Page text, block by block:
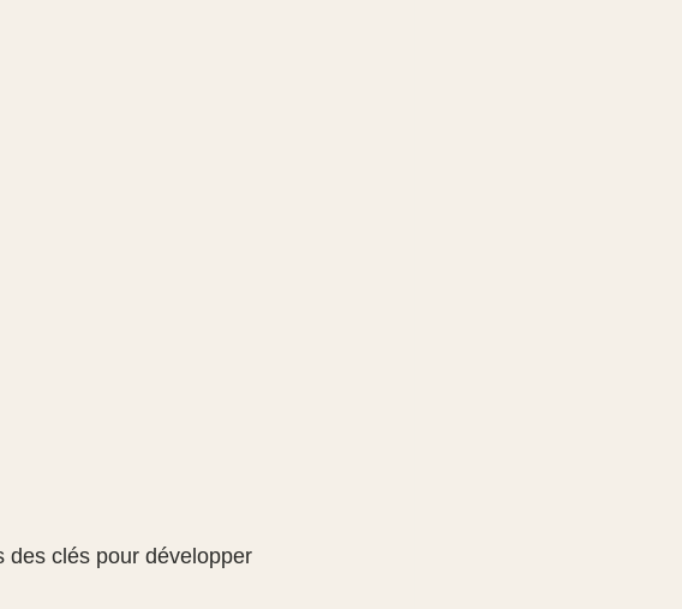
des clés pour développer